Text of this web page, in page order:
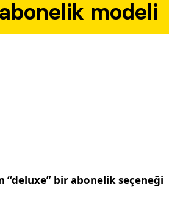
modeli
“deluxe” bir abonelik seçeneği